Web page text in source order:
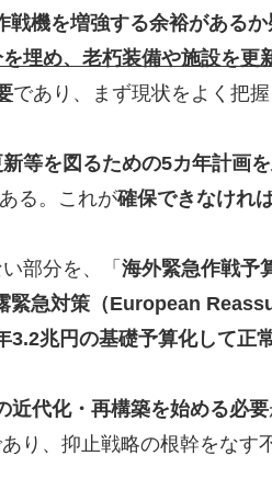
機を増強する余裕があるか
埋め、老朽装備や施設を更
であり、まず現状をよく把
等を図るための5カ年計画を
る。これが確保できなけれ
部分を、「 海外緊急作戦予
緊急対策（European
兆円の基礎予算化して正
近代化・再構築を始める必要
り、抑止戦略の根幹をなす